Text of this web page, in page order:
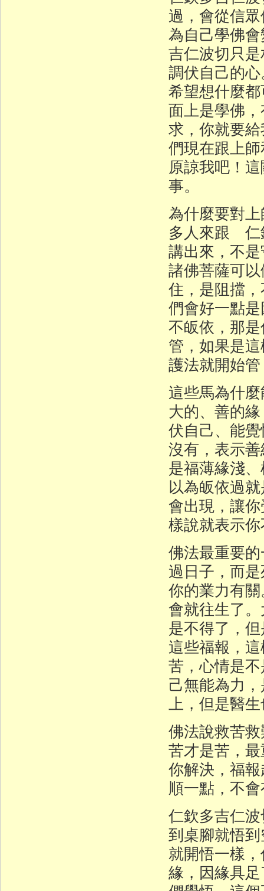
過，會從信
為自己學佛
吉仁波切只
調伏自己的
希望想什麼
面上是學佛
求，你就要
們現在跟上
原諒我吧！
事。
為什麼要對
多人來跟 仁
講出來，不
諸佛菩薩可
住，是阻擋
們會好一點
不皈依，那
管，如果是
護法就開始
這些馬為什
大的、善的
伏自己、能
沒有，表示
是福薄緣淺
以為皈依過
會出現，讓
樣說就表示
佛法最重要
過日子，而
你的業力有
會就往生了
是不得了，
這些福報，
苦，心情是
己無能為力
上，但是醫
佛法說救苦
苦才是苦，
你解決，福
順一點，不
仁欽多吉仁
到桌腳就悟
就開悟一樣
緣，因緣具